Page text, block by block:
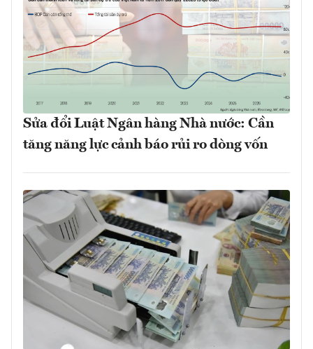
Sửa đổi Luật Ngân hàng Nhà nước: Cần
tăng năng lực cảnh báo rủi ro dòng vốn